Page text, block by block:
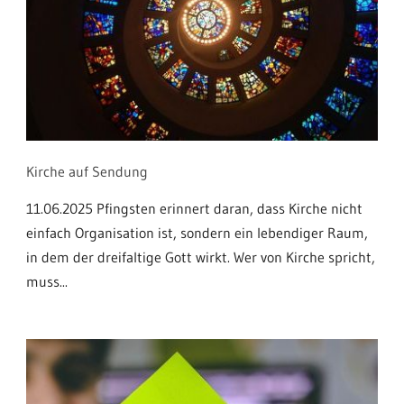
Kirche auf Sendung
11.06.2025 Pfingsten erinnert daran, dass Kirche nicht
einfach Organisation ist, sondern ein lebendiger Raum,
in dem der dreifaltige Gott wirkt. Wer von Kirche spricht,
muss...